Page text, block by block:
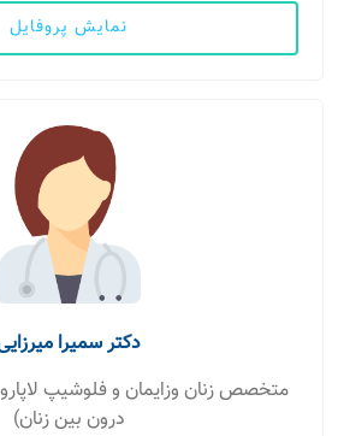
نمایش پروفایل
دکتر سمیرا
متخصص زنان وزایمان و فلوشیپ
درون بین زنان)